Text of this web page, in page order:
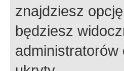
znajdziesz
będziesz